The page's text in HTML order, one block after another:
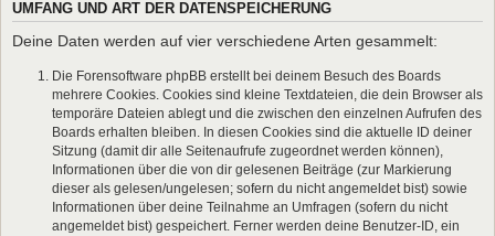
UMFANG UND ART DER DATENSPEICHERUNG
Deine Daten werden auf vier verschiedene Arten gesammelt:
Die Forensoftware phpBB erstellt bei deinem Besuch des Boards
mehrere Cookies. Cookies sind kleine Textdateien, die dein Browser als
temporäre Dateien ablegt und die zwischen den einzelnen Aufrufen des
Boards erhalten bleiben. In diesen Cookies sind die aktuelle ID deiner
Sitzung (damit dir alle Seitenaufrufe zugeordnet werden können),
Informationen über die von dir gelesenen Beiträge (zur Markierung
dieser als gelesen/ungelesen; sofern du nicht angemeldet bist) sowie
Informationen über deine Teilnahme an Umfragen (sofern du nicht
angemeldet bist) gespeichert. Ferner werden deine Benutzer-ID, ein